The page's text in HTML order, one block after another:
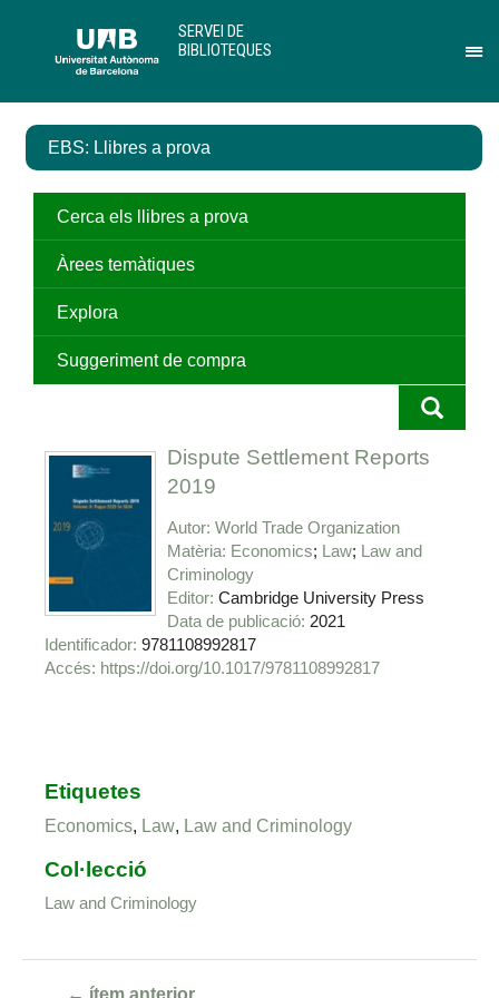
contingut
el
de
SERVEI DE
BIBLIOTEQUES
EBS: Llibres a prova
Cerca els llibres a prova
Àrees temàtiques
Explora
Suggeriment de compra
Dispute Settlement Reports
2019
Autor World Trade Organization
Matèria Economics Law Law and
Criminology
Editor Cambridge University Press
Data de publicació 2021
Identificador 9781108992817
https://doi.org/10.1017/9781108992817
Etiquetes
Economics, Law, Law and Criminology
Col·lecció
Law and Criminology